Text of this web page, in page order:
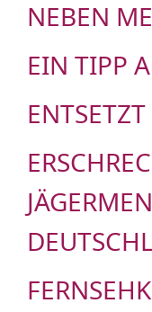
NEBEN
EIN TIPP